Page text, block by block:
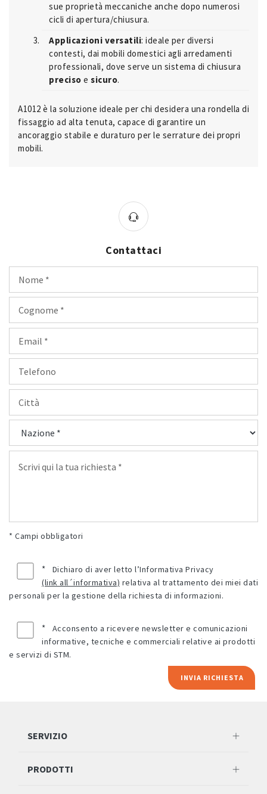
sue proprietà meccaniche anche dopo numerosi
cicli di apertura/chiusura.
Applicazioni versatili: ideale per diversi
contesti, dai mobili domestici agli arredamenti
professionali, dove serve un sistema di chiusura
preciso e sicuro.
A1012 è la soluzione ideale per chi desidera una rondella di
fissaggio ad alta tenuta, capace di garantire un
ancoraggio stabile e duraturo per le serrature dei propri
mobili.
Contattaci
* Campi obbligatori
*
Dichiaro di aver letto l’Informativa Privacy
(link all´informativa)
personali per la gestione della richiesta di informazioni.
*
informative, tecniche e commerciali relative ai prodotti
e servizi di STM.
INVIA RICHIESTA
SERVIZIO
PRODOTTI